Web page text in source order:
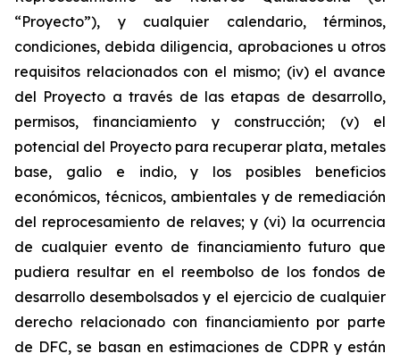
“Proyecto”), y cualquier calendario, términos,
condiciones, debida diligencia, aprobaciones u otros
requisitos relacionados con el mismo; (iv) el avance
del Proyecto a través de las etapas de desarrollo,
permisos, financiamiento y construcción; (v) el
potencial del Proyecto para recuperar plata, metales
base, galio e indio, y los posibles beneficios
económicos, técnicos, ambientales y de remediación
del reprocesamiento de relaves; y (vi) la ocurrencia
de cualquier evento de financiamiento futuro que
pudiera resultar en el reembolso de los fondos de
desarrollo desembolsados y el ejercicio de cualquier
derecho relacionado con financiamiento por parte
de DFC, se basan en estimaciones de CDPR y están